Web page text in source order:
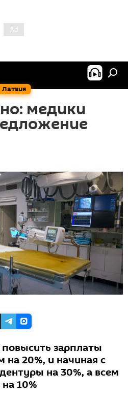
Латвия
медики
зарплаты
на 20%, и начиная с
на 30%, а всем
10%